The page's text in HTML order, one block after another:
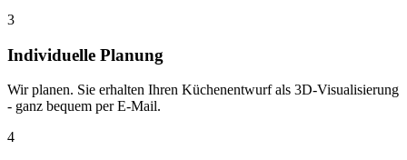
3
Individuelle Planung
Wir planen. Sie erhalten Ihren Küchenentwurf als 3D-Visualisierung
- ganz bequem per E-Mail.
4